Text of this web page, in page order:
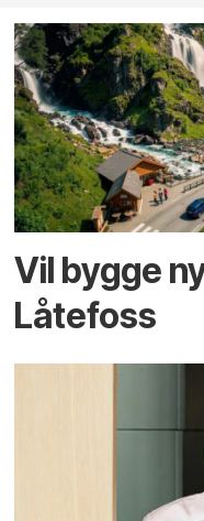
Vil bygge
Låtefoss